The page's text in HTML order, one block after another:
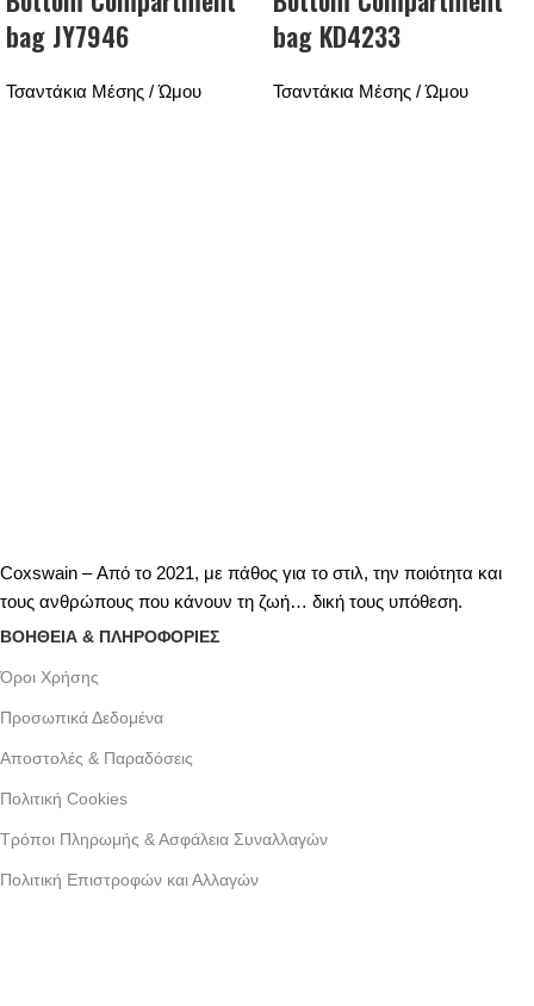
bag JY7946
Τσαντάκια Μέσης / Ώμου
bag KD4233
Τσαντάκια Μέσης / Ώμου
Coxswain – Από το 2021, με πάθος για το στιλ, την ποιότητα και
τους ανθρώπους που κάνουν τη ζωή… δική τους υπόθεση.
ΒΟΗΘΕΙΑ & ΠΛΗΡΟΦΟΡΙΕΣ
Όροι Xρήσης
Προσωπικά Δεδομένα
Αποστολές & Παραδόσεις
Πολιτική Cookies
Τρόποι Πληρωμής & Ασφάλεια Συναλλαγών
Πολιτική Επιστροφών και Αλλαγών